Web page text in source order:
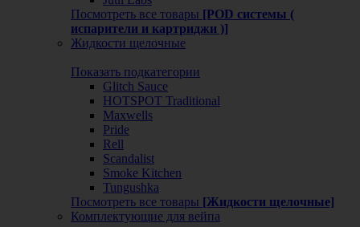
Посмотреть все товары [POD системы (
испарители и картриджи )]
Жидкости щелочные
Показать подкатегории
Glitch Sauce
HOTSPOT Traditional
Maxwells
Pride
Rell
Scandalist
Smoke Kitchen
Tungushka
Посмотреть все товары [Жидкости щелочные]
Комплектующие для вейпа